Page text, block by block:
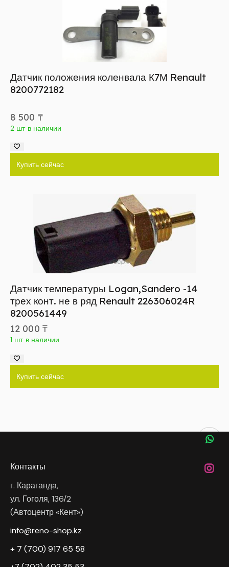
Датчик положения коленвала К7М Renault
8200772182
8 500 ₸
2 шт в наличии
Купить сейчас
Датчик температуры Logan,Sandero -14
трех конт. не в ряд Renault 226306024R
8200561449
12 000 ₸
1 шт в наличии
Купить сейчас
Контакты
г. Караганда,
ул. Гоголя, 136/2
(Автоцентр «Кент»)
info@reno-shop.kz
+ 7 (700) 917 65 58